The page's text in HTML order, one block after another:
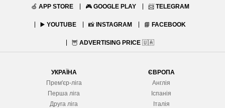
🍏 APP STORE 🎮 GOOGLE PLAY 📨 TELEGRAM
▶️ YOUTUBE 📸 INSTAGRAM 📘 FACEBOOK
🦉 ADVERTISING PRICE 🇺🇦
УКРАЇНА
Прем'єр-ліга
Перша ліга
Друга ліга
ЄВРОПА
Англія
Іспанія
Італія